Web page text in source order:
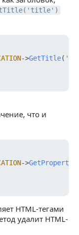
->GetTitle(
что и
->GetProperty
HTML-тегами
удалит HTML-